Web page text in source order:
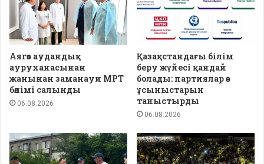
Аягөз аудандық
ауруханасынан
жанынан заманауи МРТ
бөлімі салынды
06.08.2026
Қазақстандағы білім
беру жүйесі қандай
болады: партиялар өз
ұсыныстарын
таныстырды
06.08.2026